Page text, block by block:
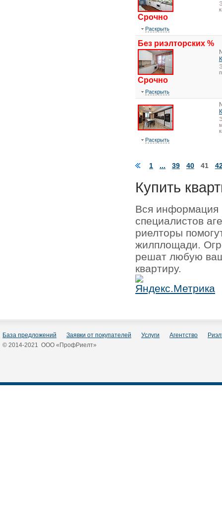
Срочно
Раскрыть
Без риэлторских %
Срочно
Раскрыть
Раскрыть
1 ... 39 40 41
Купить
Вся информация
специалистов
риелторы
жилплощади.
решат любую
квартиру.
База предложений Заявки от покупателей Услуги Агентство
© 2014-2021 ООО «ПрофРиелт»